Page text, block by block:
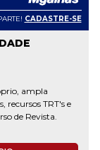
CADASTRE-SE
ampla
recursos TRT's e
de Revista.